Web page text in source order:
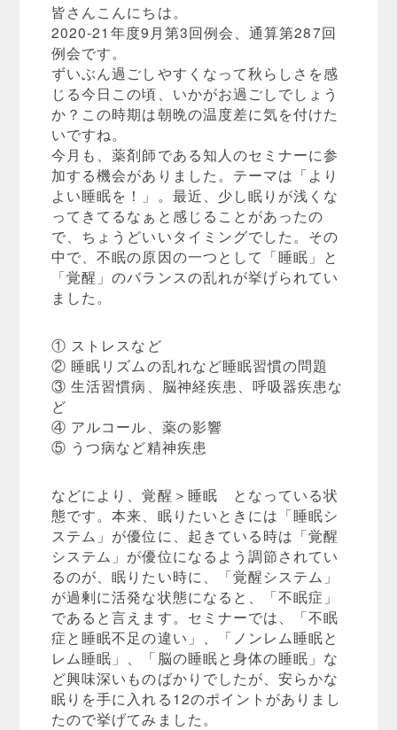
皆さんこんにちは。
2020-21年度9月第3回例会、通算第287回
例会です。
ずいぶん過ごしやすくなって秋らしさを感
じる今日この頃、いかがお過ごしでしょう
か？この時期は朝晩の温度差に気を付けた
いですね。
今月も、薬剤師である知人のセミナーに参
加する機会がありました。テーマは「より
よい睡眠を！」。最近、少し眠りが浅くな
ってきてるなぁと感じることがあったの
で、ちょうどいいタイミングでした。その
中で、不眠の原因の一つとして「睡眠」と
「覚醒」のバランスの乱れが挙げられてい
ました。
① ストレスなど
② 睡眠リズムの乱れなど睡眠習慣の問題
③ 生活習慣病、脳神経疾患、呼吸器疾患な
ど
④ アルコール、薬の影響
⑤ うつ病など精神疾患
などにより、覚醒＞睡眠 となっている状
態です。本来、眠りたいときには「睡眠シ
ステム」が優位に、起きている時は「覚醒
システム」が優位になるよう調節されてい
るのが、眠りたい時に、「覚醒システム」
が過剰に活発な状態になると、「不眠症」
であると言えます。セミナーでは、「不眠
症と睡眠不足の違い」、「ノンレム睡眠と
レム睡眠」、「脳の睡眠と身体の睡眠」な
ど興味深いものばかりでしたが、安らかな
眠りを手に入れる12のポイントがありまし
たので挙げてみました。